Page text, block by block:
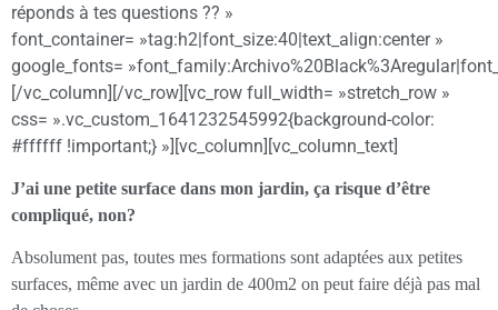
réponds à tes questions ?? »
font_container= »tag:h2|font_size:40|text_align:center »
google_fonts=
[/vc_column][/vc_row][vc_row full_width= »stretch_row »
css= ».vc_custom_1641232545992{background-color:
#ffffff !important;} »][vc_column][vc_column_text]
J’ai une petite surface dans mon jardin, ça risque d’être
compliqué, non?
Absolument pas, toutes mes formations sont adaptées aux petites
surfaces, même avec un jardin de 400m2 on peut faire déjà pas mal